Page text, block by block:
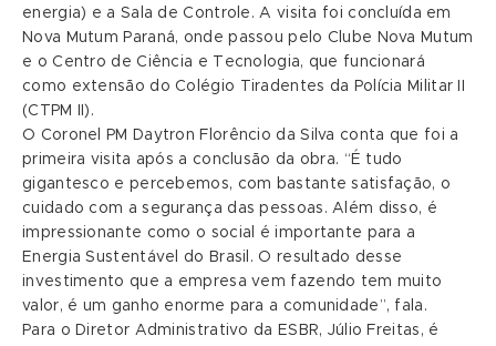
energia) e a Sala de Controle. A visita foi concluída em
Nova Mutum Paraná, onde passou pelo Clube Nova Mutum
e o Centro de Ciência e Tecnologia, que funcionará
como extensão do Colégio Tiradentes da Polícia Militar II
(CTPM II).
O Coronel PM Daytron Florêncio da Silva conta que foi a
primeira visita após a conclusão da obra. “É tudo
gigantesco e percebemos, com bastante satisfação, o
cuidado com a segurança das pessoas. Além disso, é
impressionante como o social é importante para a
Energia Sustentável do Brasil. O resultado desse
investimento que a empresa vem fazendo tem muito
valor, é um ganho enorme para a comunidade”, fala.
Para o Diretor Administrativo da ESBR, Júlio Freitas, é